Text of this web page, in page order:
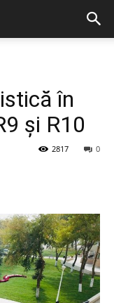
în
și R10
0
2817